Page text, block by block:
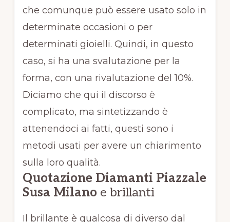
che comunque può essere usato solo in
determinate occasioni o per
determinati gioielli. Quindi, in questo
caso, si ha una svalutazione per la
forma, con una rivalutazione del 10%.
Diciamo che qui il discorso è
complicato, ma sintetizzando è
attenendoci ai fatti, questi sono i
metodi usati per avere un chiarimento
sulla loro qualità.
Quotazione Diamanti Piazzale
Susa Milano e brillanti
Il brillante è qualcosa di diverso dal